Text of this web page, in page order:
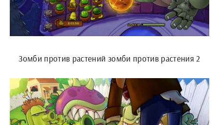
Зомби против растений зомби против растения 2